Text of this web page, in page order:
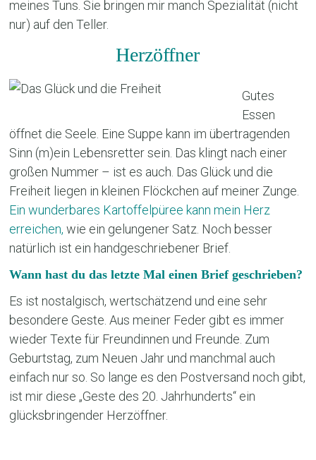
meines Tuns. Sie bringen mir manch Spezialität (nicht
nur) auf den Teller.
Herzöffner
Gutes
Essen
öffnet die Seele. Eine Suppe kann im übertragenden
Sinn (m)ein Lebensretter sein. Das klingt nach einer
großen Nummer – ist es auch. Das Glück und die
Freiheit liegen in kleinen Flöckchen auf meiner Zunge.
Ein wunderbares Kartoffelpüree kann mein Herz
erreichen, wie ein gelungener Satz. Noch besser
natürlich ist ein handgeschriebener Brief.
Wann hast du das letzte Mal einen Brief geschrieben?
Es ist nostalgisch, wertschätzend und eine sehr
besondere Geste. Aus meiner Feder gibt es immer
wieder Texte für Freundinnen und Freunde. Zum
Geburtstag, zum Neuen Jahr und manchmal auch
einfach nur so. So lange es den Postversand noch gibt,
ist mir diese „Geste des 20. Jahrhunderts“ ein
glücksbringender Herzöffner.